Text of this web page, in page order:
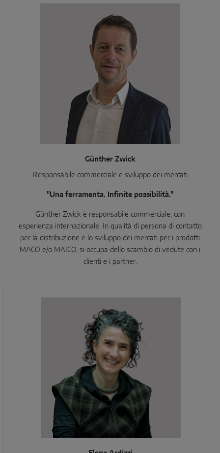
Günther Zwick
Responsabile commerciale e sviluppo dei mercati
"Una ferramenta. Infinite possibilità."
Günther Zwick è responsabile commerciale, con
esperienza internazionale. In qualità di persona di contatto
per la distribuzione e lo sviluppo dei mercati per i prodotti
MACO e/o MAICO, si occupa dello scambio di vedute con i
clienti e i partner.